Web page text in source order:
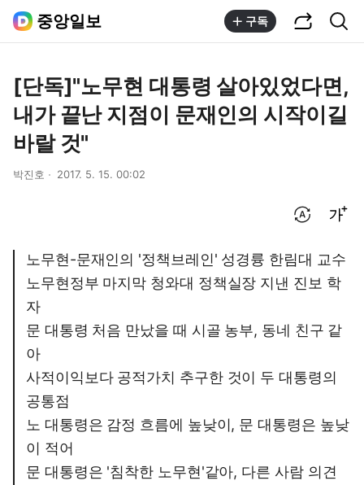
중앙일보 구독
[단독]"노무현 대통령 살아있었다면,
내가 끝난 지점이 문재인의 시작이길
바랄 것"
박진호 2017. 5. 15. 00:02
노무현-문재인의 '정책브레인' 성경륭 한림대 교수
노무현정부 마지막 청와대 정책실장 지낸 진보 학
자
문 대통령 처음 만났을 때 시골 농부, 동네 친구 같
아
사적이익보다 공적가치 추구한 것이 두 대통령의
공통점
노 대통령은 감정 흐름에 높낮이, 문 대통령은 높낮
이 적어
문 대통령은 '침착한 노무현'같아, 다른 사람 의견